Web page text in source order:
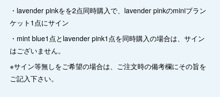
・lavender pinkをを2点同時購入で、lavender pinkのminiブラン
ケット1点にサイン
・mint blue1点とlavender pink1点を同時購入の場合は、サイン
はございません。
※サイン等無しをご希望の場合は、ご注文時の備考欄にその旨を
ご記入下さい。